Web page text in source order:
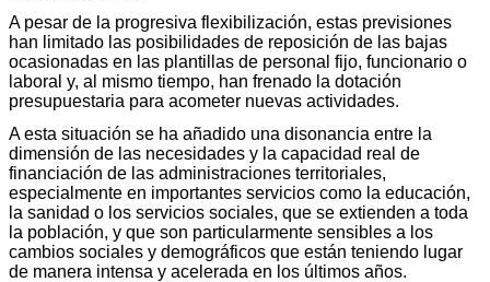
A pesar de la progresiva flexibilización, estas previsiones
han limitado las posibilidades de reposición de las bajas
ocasionadas en las plantillas de personal fijo, funcionario o
laboral y, al mismo tiempo, han frenado la dotación
presupuestaria para acometer nuevas actividades.
A esta situación se ha añadido una disonancia entre la
dimensión de las necesidades y la capacidad real de
financiación de las administraciones territoriales,
especialmente en importantes servicios como la educación,
la sanidad o los servicios sociales, que se extienden a toda
la población, y que son particularmente sensibles a los
cambios sociales y demográficos que están teniendo lugar
de manera intensa y acelerada en los últimos años.